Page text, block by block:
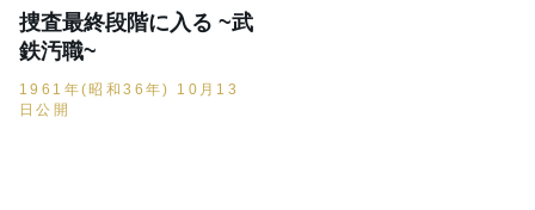
捜査最終段階に入る ~武
鉄汚職~
1961年(昭和36年) 10月13
日公開